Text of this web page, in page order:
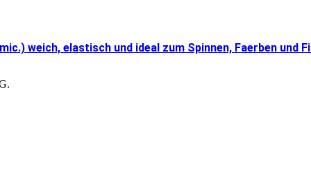
weich, elastisch und ideal zum Spinnen, Faerben und